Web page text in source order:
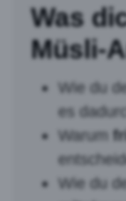
Was
Müsli-
Wie du
es
Warum
Wie du